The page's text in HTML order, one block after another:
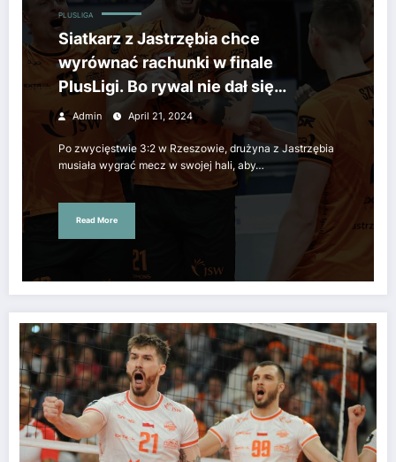
PLUSLIGA
Siatkarz z Jastrzębia chce
wyrównać rachunki w finale
PlusLigi. Bo rywal nie dał się
pokonać
Admin April 21, 2024
Po zwycięstwie 3:2 w Rzeszowie, drużyna z Jastrzębia
musiała wygrać mecz w swojej hali, aby…
Read More